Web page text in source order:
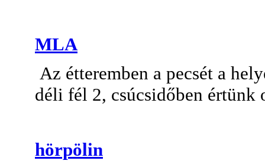
MLA
Az étteremben a pecsét a
déli fél 2, csúcsidőben értünk
hörpölin